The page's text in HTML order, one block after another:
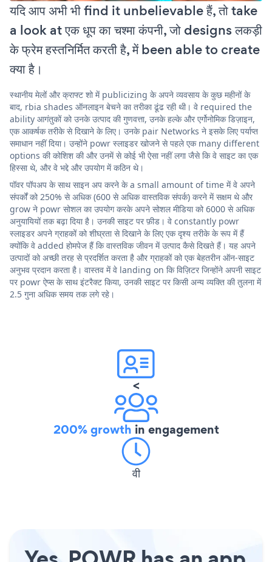
यदि आप अभी भी find it unbelievable हैं, तो take
a look at एक धूप का चश्मा कंपनी, जो designs लकड़ी
के फ्रेम हस्तनिर्मित करती है, में been able to create
क्या है।
स्थानीय मेलों और क्राफ्ट शो में publicizing के अपने व्यवसाय के कुछ महीनों के
बाद, rbia shades ऑनलाइन बेचने का तरीका ढूंढ रही थी। वे required the
ability आगंतुकों को उनके उत्पाद की गुणवत्ता, उनके हल्के और एर्गोनोमिक डिज़ाइन,
एक आकर्षक तरीके से दिखाने के लिए। उनके pair Networks ने इसके लिए पर्याप्त
समाधान नहीं दिया। उन्होंने powr स्लाइडर खोजने से पहले एक many different
options की कोशिश की और उनमें से कोई भी ऐसा नहीं लगा जैसे कि वे साइट का एक
हिस्सा थे, और वे भद्दे और उपयोग में कठिन थे।
पॉवर पॉपअप के साथ साइन अप करने के a small amount of time में वे अपने
संपर्कों को 250% से अधिक (600 से अधिक वास्तविक संपर्क) करने में सक्षम थे और
grow ने powr सोशल का उपयोग करके अपने सोशल मीडिया को 6000 से अधिक
अनुयायियों तक बढ़ा दिया है। उनकी साइट पर फ़ीड। वे constantly powr
स्लाइडर अपने ग्राहकों को शीघ्रता से दिखाने के लिए एक दृश्य तरीके के रूप में हैं
क्योंकि वे added होमपेज हैं कि वास्तविक जीवन में उत्पाद कैसे दिखते हैं। यह अपने
उत्पादों को अच्छी तरह से प्रदर्शित करता है और ग्राहकों को एक बेहतरीन ऑन-साइट
अनुभव प्रदान करता है। वास्तव में वे landing on कि विज़िटर जिन्होंने अपनी साइट
पर powr ऐप्स के साथ इंटरैक्ट किया, उनकी साइट पर किसी अन्य व्यक्ति की तुलना में
2.5 गुना अधिक समय तक लगे रहे।
<
200% growth in engagement
वी